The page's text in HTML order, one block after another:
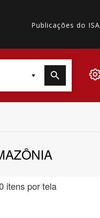
Publicações do ISA
itens por tela